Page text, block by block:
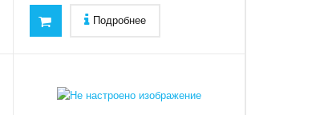
Подробнее